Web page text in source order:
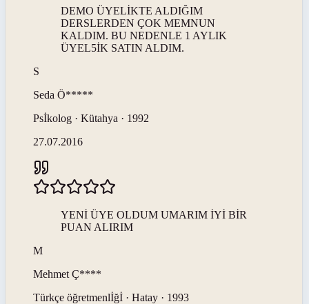
DEMO ÜYELİKTE ALDIĞIM
DERSLERDEN ÇOK MEMNUN
KALDIM. BU NEDENLE 1 AYLIK
ÜYEL5İK SATIN ALDIM.
S
Seda Ö*****
Psİkolog · Kütahya · 1992
27.07.2016
YENİ ÜYE OLDUM UMARIM İYİ BİR
PUAN ALIRIM
M
Mehmet Ç****
Türkçe öğretmenlİğİ · Hatay · 1993